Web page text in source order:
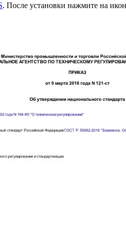
. После установки нажмите на